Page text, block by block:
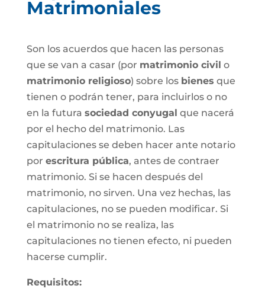
Matrimoniales
Son los acuerdos que hacen las personas
que se van a casar (por matrimonio civil o
matrimonio religioso) sobre los bienes que
tienen o podrán tener, para incluirlos o no
en la futura sociedad conyugal que nacerá
por el hecho del matrimonio. Las
capitulaciones se deben hacer ante notario
por escritura pública, antes de contraer
matrimonio. Si se hacen después del
matrimonio, no sirven. Una vez hechas, las
capitulaciones, no se pueden modificar. Si
el matrimonio no se realiza, las
capitulaciones no tienen efecto, ni pueden
hacerse cumplir.
Requisitos: